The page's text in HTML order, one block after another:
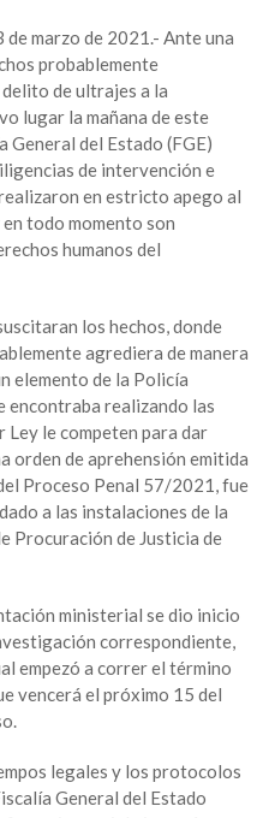
de marzo de 2021.- Ante una
probablemente
de ultrajes a la
lugar la mañana de este
General del Estado (FGE)
de intervención e
en estricto apego al
todo momento son
humanos del
los hechos, donde
agrediera de manera
elemento de la Policía
encontraba realizando las
Ley le competen para dar
orden de aprehensión emitida
Proceso Penal 57/2021, fue
a las instalaciones de la
Procuración de Justicia de
ministerial se dio inicio
correspondiente,
empezó a correr el término
vencerá el próximo 15 del
legales y los protocolos
General del Estado